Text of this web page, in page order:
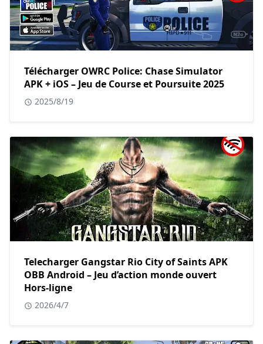
Télécharger OWRC Police: Chase Simulator
APK + iOS – Jeu de Course et Poursuite 2025
2025/8/19
Telecharger Gangstar Rio City of Saints APK
OBB Android – Jeu d’action monde ouvert
Hors-ligne
2026/4/7